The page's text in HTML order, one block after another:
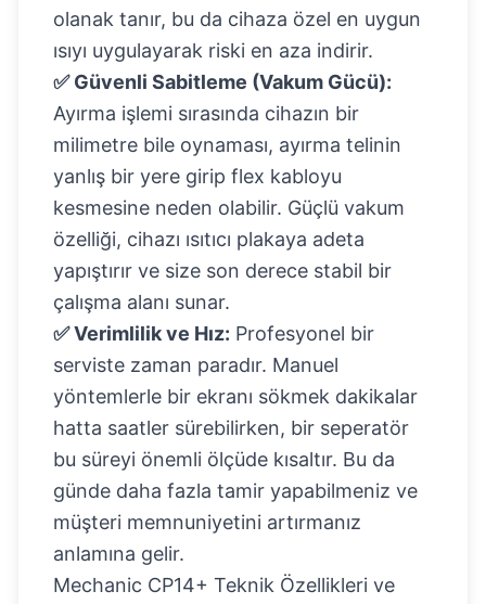
olanak tanır, bu da cihaza özel en uygun
ısıyı uygulayarak riski en aza indirir.
✅ Güvenli Sabitleme (Vakum Gücü):
Ayırma işlemi sırasında cihazın bir
milimetre bile oynaması, ayırma telinin
yanlış bir yere girip flex kabloyu
kesmesine neden olabilir. Güçlü vakum
özelliği, cihazı ısıtıcı plakaya adeta
yapıştırır ve size son derece stabil bir
çalışma alanı sunar.
✅ Verimlilik ve Hız: Profesyonel bir
serviste zaman paradır. Manuel
yöntemlerle bir ekranı sökmek dakikalar
hatta saatler sürebilirken, bir seperatör
bu süreyi önemli ölçüde kısaltır. Bu da
günde daha fazla tamir yapabilmeniz ve
müşteri memnuniyetini artırmanız
anlamına gelir.
Mechanic CP14+ Teknik Özellikleri ve